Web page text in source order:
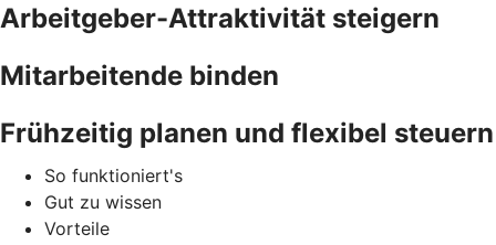
Arbeitgeber-Attraktivität steigern
Mitarbeitende binden
Frühzeitig planen und flexibel steuern
So funktioniert's
Gut zu wissen
Vorteile